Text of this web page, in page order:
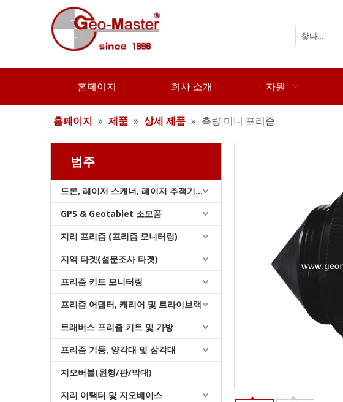
홈페이지 회사 소개 자원
홈페이지 » 제품 » 상세 제품 » 측량 미니 프리즘
범주
드론, 레이저 스캐너, 레이저 추적기 및 슬램
GPS & Geotablet 소모품
지리 프리즘 (프리즘 모니터링)
지역 타겟(설문조사 타겟)
프리즘 키트 모니터링
프리즘 어댑터, 캐리어 및 트라이브랙
트래버스 프리즘 키트 및 가방
프리즘 기둥, 양각대 및 삼각대
지오버블(원형/판/막대)
지리 어택터 및 지오베이스
유리섬유 엘리베이터 삼각대(3.6m)